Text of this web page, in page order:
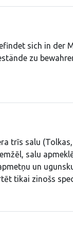
sich in der
zu
trīs salu
salu
un
tikai zinošs